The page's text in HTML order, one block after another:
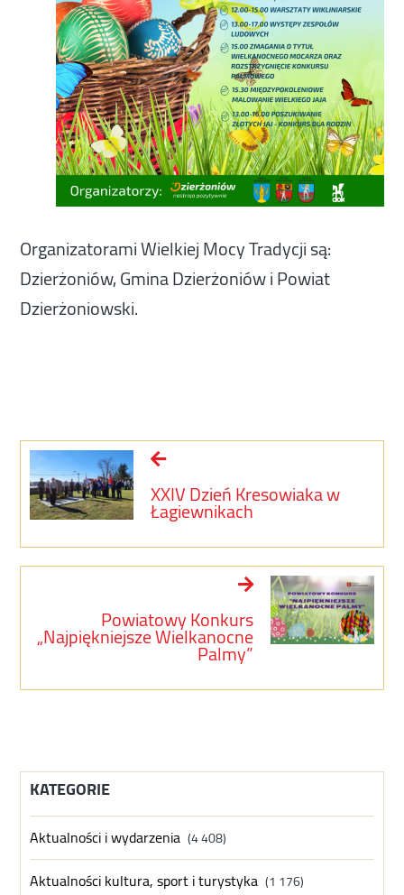
Organizatorami Wielkiej Mocy Tradycji są:
Dzierżoniów, Gmina Dzierżoniów i Powiat
Dzierżoniowski.
XXIV Dzień Kresowiaka w
Łagiewnikach
Powiatowy Konkurs
„Najpiękniejsze Wielkanocne
Palmy”
KATEGORIE
Aktualności i wydarzenia (4 408)
Aktualności kultura, sport i turystyka (1 176)